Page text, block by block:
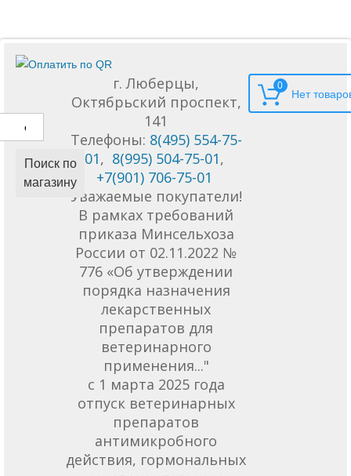
Поиск по
магазину
г. Люберцы,
Октябрьский проспект,
141
Телефоны: 8(495) 554-75-
01, 8(995) 504-75-01,
+7(901) 706-75-01
Уважаемые покупатели!
В рамках требований
приказа Минсельхоза
России от 02.11.2022 №
776 «Об утверждении
порядка назначения
лекарственных
препаратов для
ветеринарного
применения..."
с 1 марта 2025 года
отпуск ветеринарных
препаратов
антимикробного
действия, гормональных
0